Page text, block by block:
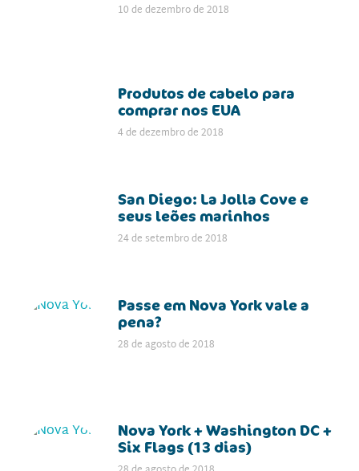
10 de dezembro de 2018
Produtos de cabelo para
comprar nos EUA
4 de dezembro de 2018
San Diego: La Jolla Cove e
seus leões marinhos
24 de setembro de 2018
Passe em Nova York vale a
pena?
28 de agosto de 2018
Nova York + Washington DC +
Six Flags (13 dias)